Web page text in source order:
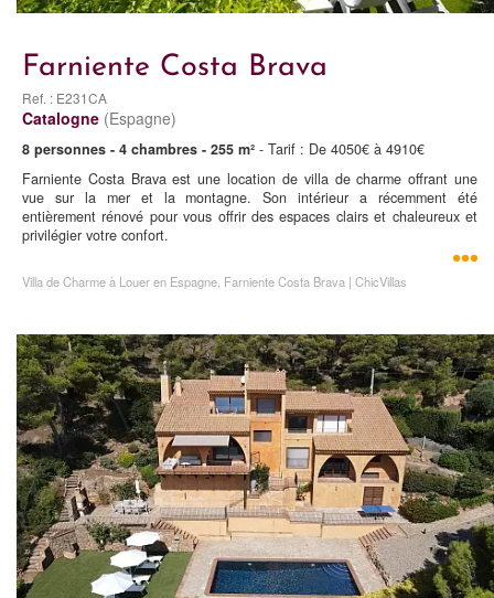
Farniente Costa Brava
Ref. : E231CA
Catalogne (Espagne)
8 personnes - 4 chambres - 255 m² - Tarif : De 4050€ à 4910€
Farniente Costa Brava est une location de villa de charme offrant une
vue sur la mer et la montagne. Son intérieur a récemment été
entièrement rénové pour vous offrir des espaces clairs et chaleureux et
privilégier votre confort.
Villa de Charme à Louer en Espagne, Farniente Costa Brava | ChicVillas